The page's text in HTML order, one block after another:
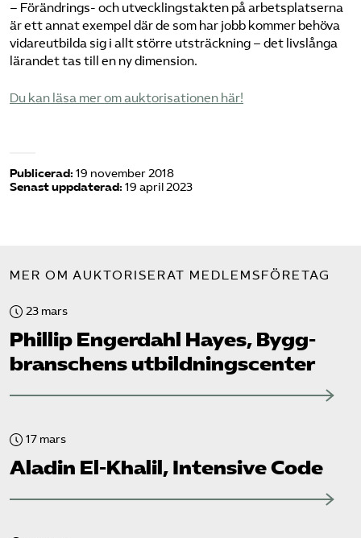
– Förändrings- och utvecklingstakten på arbetsplatserna
är ett annat exempel där de som har jobb kommer behöva
vidareutbilda sig i allt större utsträckning – det livslånga
lärandet tas till en ny dimension.
Du kan läsa mer om auktorisationen här!
Publicerad: 19 november 2018
Senast uppdaterad: 19 april 2023
MER OM AUKTORISERAT MEDLEMSFÖRETAG
23 mars
Phillip Engerdahl Hayes, Bygg­
branschens utbildningscenter
17 mars
Aladin El-Khalil, Intensive Code